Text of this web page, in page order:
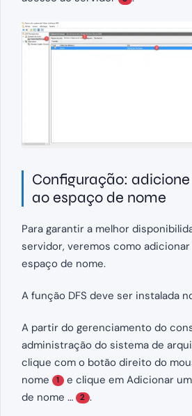
Configuração:
ao espaço de nome
Para garantir a melhor
servidor, veremos como
espaço de nome.
A função DFS deve ser instalada
A partir do gerenciamento do
administração do sistema de
clique com o botão direito do
nome
1 e clique em Adicionar
de nome …
2 .